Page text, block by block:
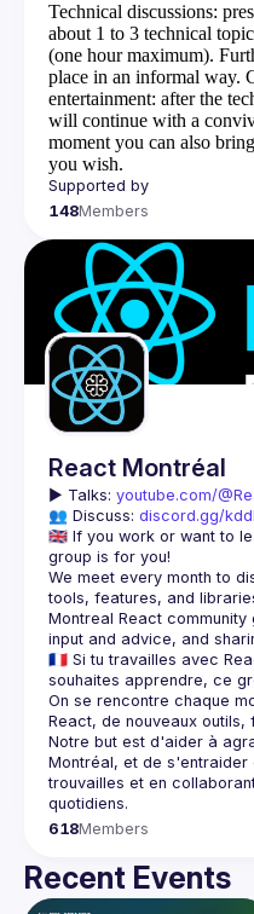
Technical discussions:
about 1 to 3 technical
(one hour maximum).
place in an informal way.
entertainment: after the
will continue with a
moment you can also
you wish.
148Members
React Montréal
▶️ Talks: youtube.com/
👥 Discuss: discord.gg/
🇬🇧 If you work or want to
We meet every month to
tools, features, and
Montreal React
🇫🇷 Si tu travailles avec
On se rencontre chaque
React, de nouveaux
Notre but est d'aider à
Montréal, et de s'entraider
trouvailles et en
618Members
Recent Events